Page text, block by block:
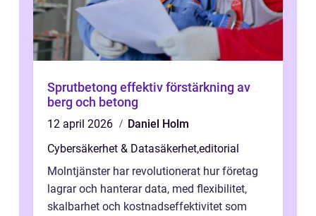
Sprutbetong effektiv förstärkning av
berg och betong
12 april 2026
Daniel Holm
Cybersäkerhet & Datasäkerhet,editorial
Molntjänster har revolutionerat hur företag
lagrar och hanterar data, med flexibilitet,
skalbarhet och kostnadseffektivitet som